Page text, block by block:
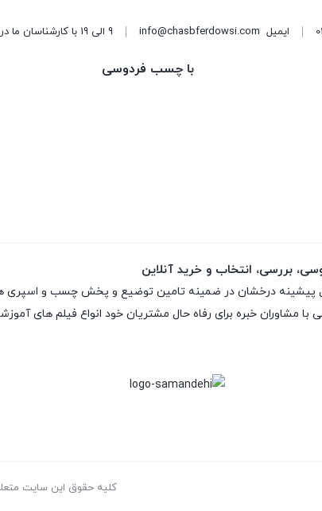
ایمیل info@chasbferdowsi.com 9 الی 19 با کارشناسان ما در 7 روز هفته در تماس باشید.
با چسب فردوسی
بررسی، انتخاب و خرید آنلاین
مشاوران خبره برای رفاه حال مشتریان خود انواع فیلم های
کلیه حقوق این سایت